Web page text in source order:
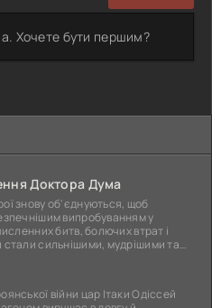
Хочете бути першим?
Доктора Дума
знову об'єднуються, щоб
випробуванням у
битв, болючих втрат і
сильнішими, мудрішими та
війни цар Ітаки Одіссей